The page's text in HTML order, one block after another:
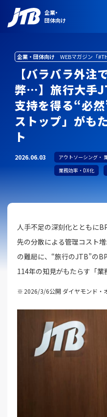
企業・
団体向け
企業・団体向け WEBマガジン「
【バラバラ外注
弊…】旅行大手
支持を得る“必
ストップ」がも
ト
2026.06.03
アウトソーシング・
業務効率・DX化
人手不足の深刻化とともに
先の分散による管理コスト
の難局に、“旅行のJTB”の
114年の知見がもたらす「業
2026/3/6公開 ダイヤモンド・